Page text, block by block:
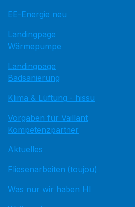
EE-Energie neu
Landingpage
Wärmepumpe
Landingpage
Badsanierung
Klima & Lüftung - hissu
Vorgaben für Vaillant
Kompetenzpartner
Aktuelles
Fliesenarbeiten (toujou)
Was nur wir haben HI